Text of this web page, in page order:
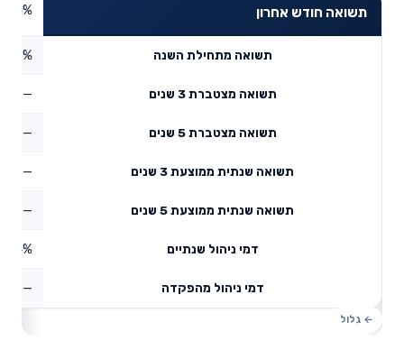
תשואה חודש אחרון 1.21%
תשואה מתחילת השנה
תשואה מצטברת 3 שנים —
תשואה מצטברת 5 שנים —
תשואה שנתית ממוצעת 3 שנים —
תשואה שנתית ממוצעת 5 שנים —
דמי ניהול שנתיים
דמי ניהול מהפקדה —